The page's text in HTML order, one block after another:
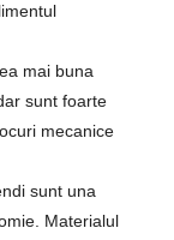
mai buna
sunt foarte
mecanice
sunt una
Materialul